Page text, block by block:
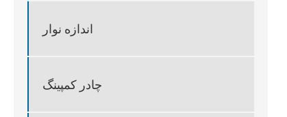
اندازه نوار
چادر کمپینگ